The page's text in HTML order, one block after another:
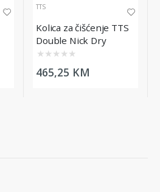
TTS
Kolica za čišćenje TTS
Double Nick Dry
★ ★ ★ ★ ★
465,25 KM